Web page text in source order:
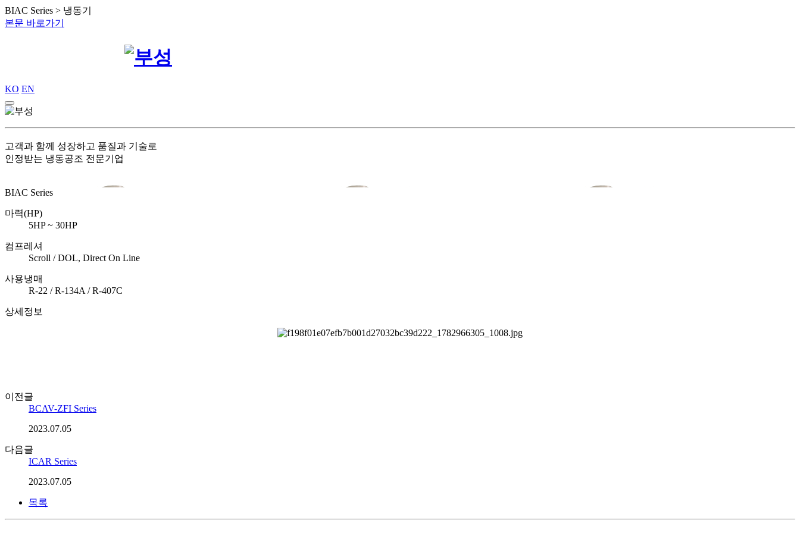
BIAC Series > 냉동기
본문 바로가기
KO EN
고객과 함께 성장하고 품질과 기술로
인정받는 냉동공조 전문기업
BIAC Series
마력(HP)
5HP ~ 30HP
컴프레셔
Scroll / DOL, Direct On Line
사용냉매
R-22 / R-134A / R-407C
상세정보
이전글
BCAV-ZFI Series
2023.07.05
다음글
ICAR Series
2023.07.05
목록